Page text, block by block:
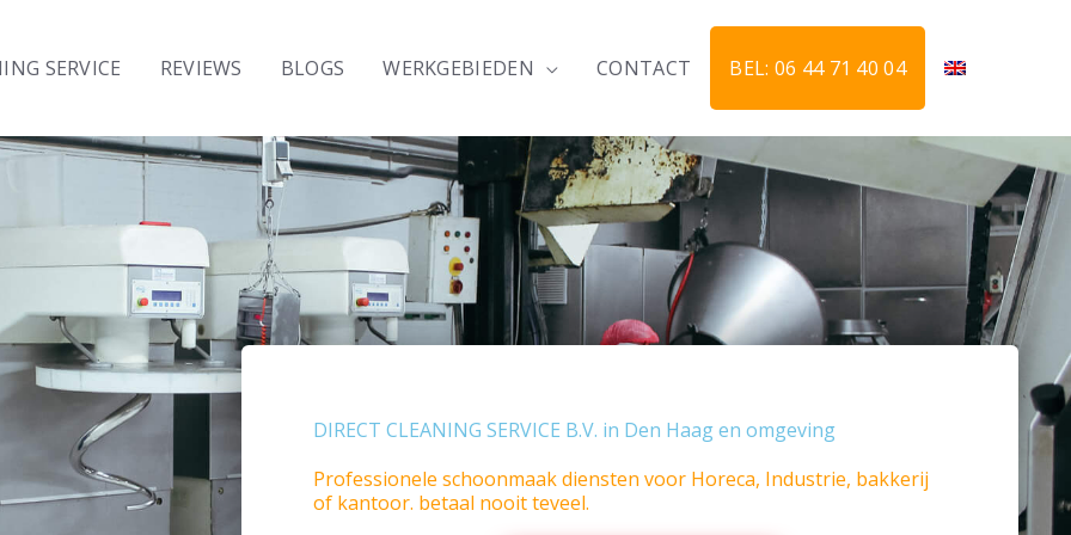
SERVICE REVIEWS BLOGS WERKGEBIEDEN CONTACT BEL: 06 44 71 40 04
DIRECT CLEANING SERVICE B.V. in Den Haag en omgeving
Professionele schoonmaak diensten voor Horeca, Industrie, bakkerij
of kantoor. betaal nooit teveel.
veld